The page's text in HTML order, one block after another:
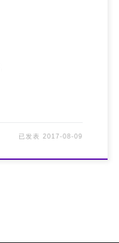
已发表2017-08-09